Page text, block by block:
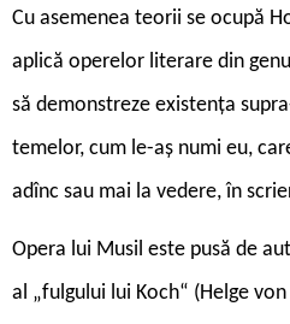
Cu asemenea teorii se ocupă
aplică operelor literare din
să demonstreze existența
temelor, cum le-aș numi eu,
adînc sau mai la vedere, în
Opera lui Musil este pusă de
al „fulgului lui Koch“ (Helge